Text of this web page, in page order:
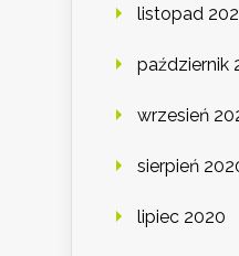
listopad
październik
wrzesień
sierpień
lipiec 2020